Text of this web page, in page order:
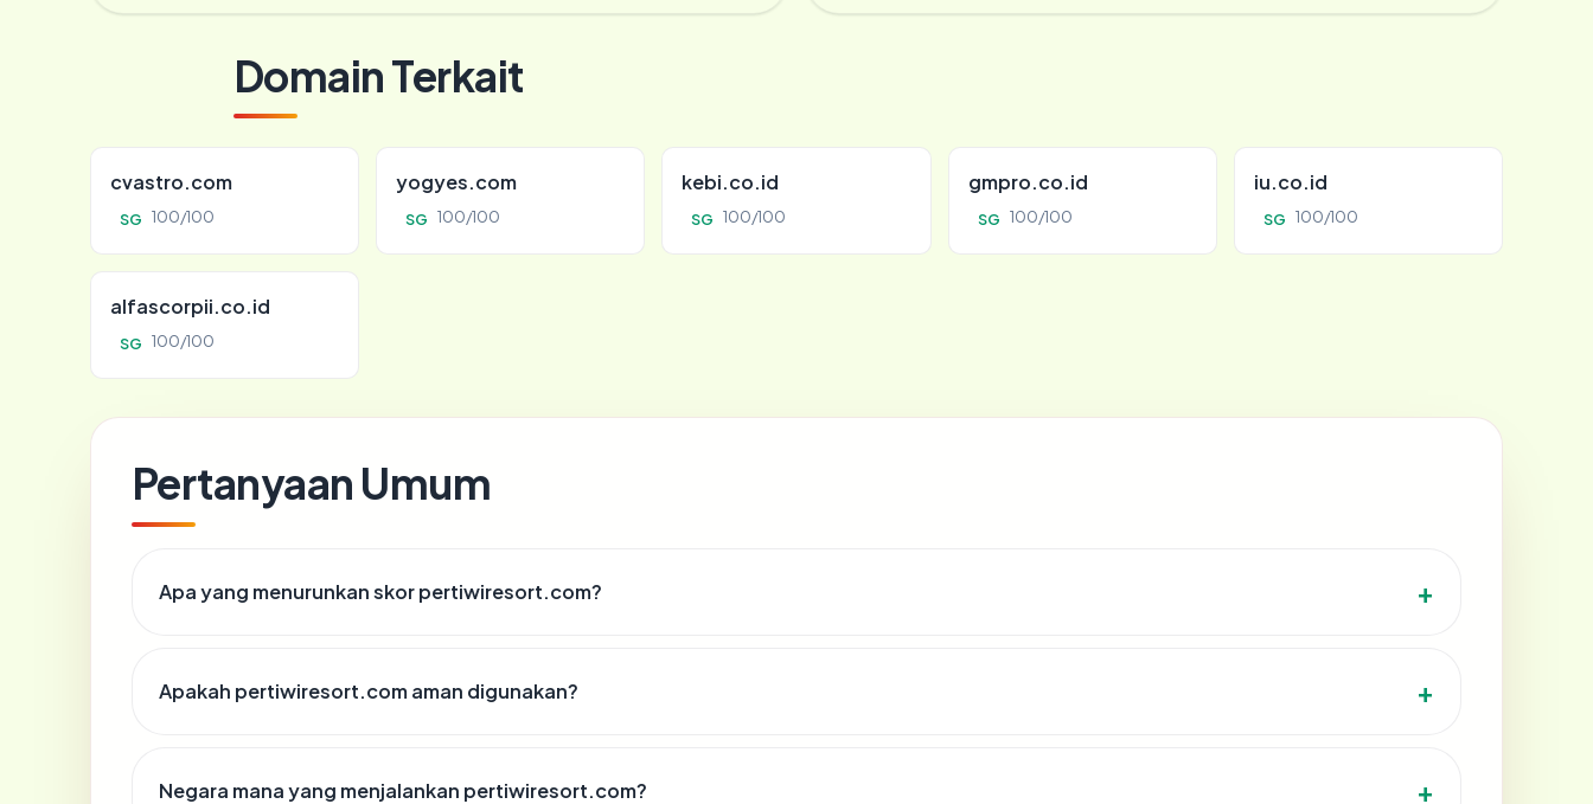
Domain Terkait
cvastro.com
SG 100/100
yogyes.com
SG 100/100
kebi.co.id
SG 100/100
gmpro.co.id
SG 100/100
iu.co.id
SG 100/100
alfascorpii.co.id
SG 100/100
Pertanyaan Umum
Apa yang menurunkan skor pertiwiresort.com?
Apakah pertiwiresort.com aman digunakan?
Negara mana yang menjalankan pertiwiresort.com?